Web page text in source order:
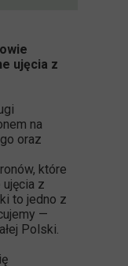
ujęcia z
na
oraz
które
z
to jedno z
—
Polski.